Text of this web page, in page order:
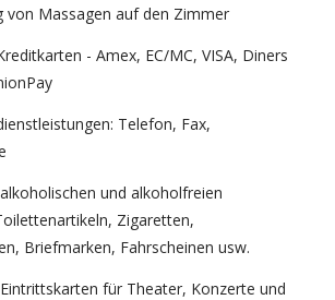
von Massagen auf den Zimmer
- Amex, EC/MC, VISA, Diners
Telefon, Fax,
und alkoholfreien
Zigaretten,
Briefmarken, Fahrscheinen usw.
für Theater, Konzerte und